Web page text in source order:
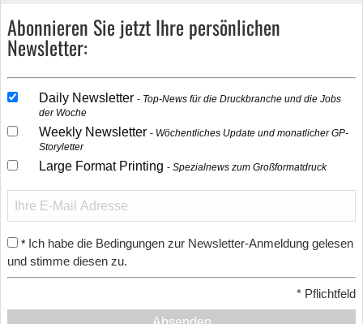
Abonnieren Sie jetzt Ihre persönlichen
Newsletter:
Daily Newsletter
Top-News für die Druckbranche und die Jobs
der Woche
Weekly Newsletter
Wöchentliches Update und monatlicher GP-
Storyletter
Large Format Printing Spezialnews zum Großformatdruck
* Ich habe die Bedingungen zur Newsletter-Anmeldung gelesen
und stimme diesen zu.
* Pflichtfeld